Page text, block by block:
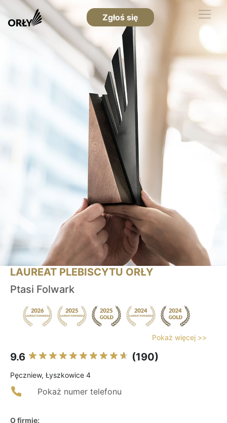
Zgłoś się
LAUREAT PLEBISCYTU ORŁY
Ptasi Folwark
Pokaż więcej >>
9.6 (190)
Pęczniew, Łyszkowice 4
Pokaż numer telefonu
O firmie: